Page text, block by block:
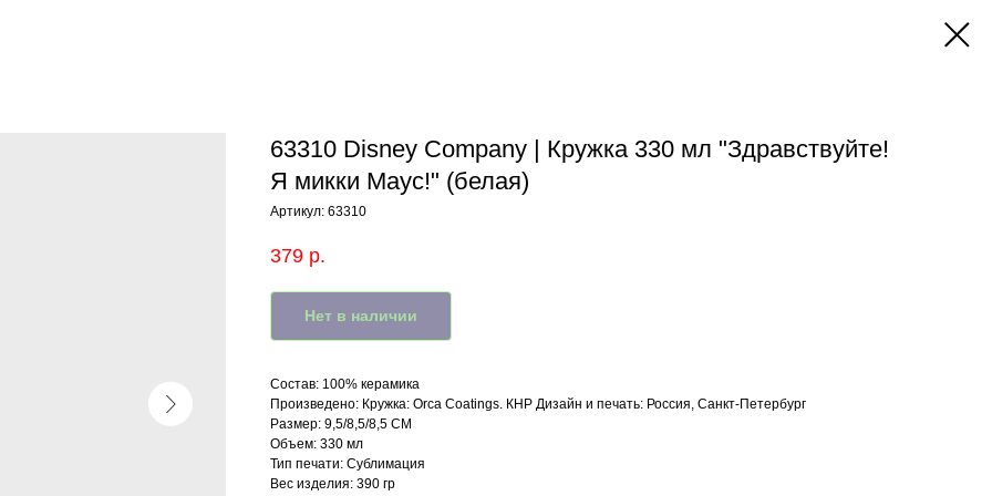
63310 Disney Company | Кружка 330 мл "Здравствуйте!
Я микки Маус!" (белая)
Артикул: 63310
379 р.
Нет в наличии
Состав: 100% керамика
Произведено: Кружка: Orca Coatings. КНР Дизайн и печать: Россия, Санкт-Петербург
Размер: 9,5/8,5/8,5 СМ
Объем: 330 мл
Тип печати: Сублимация
Вес изделия: 390 гр